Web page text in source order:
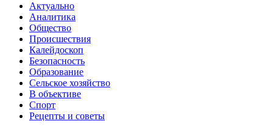
Актуально
Аналитика
Общество
Происшествия
Калейдоскоп
Безопасность
Образование
Сельское хозяйство
В объективе
Спорт
Рецепты и советы